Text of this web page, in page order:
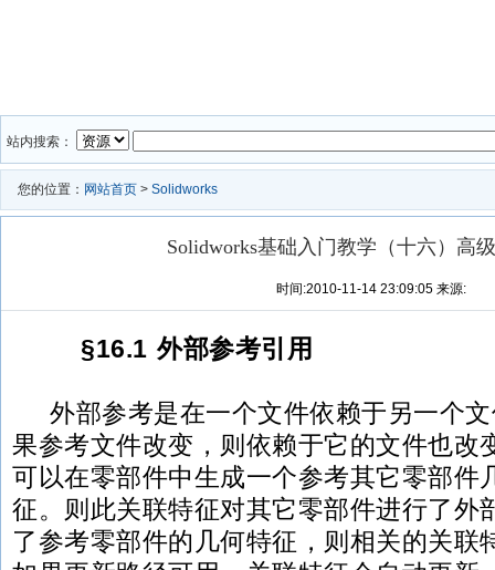
站内搜索：
您的位置： 网站首页 > Solidworks
Solidworks基础入门教学（十六）高
时间:2010-11-14 23:09:05 来源:
§16.1 外部参考引用
外部参考是在一个文件依赖于另一个文
果参考文件改变，则依赖于它的文件也改
可以在零部件中生成一个参考其它零部件
征。则此关联特征对其它零部件进行了外
了参考零部件的几何特征，则相关的关联